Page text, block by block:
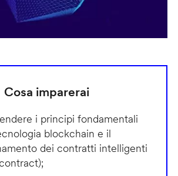
Cosa imparerai
i principi fondamentali
blockchain e il
dei contratti intelligenti